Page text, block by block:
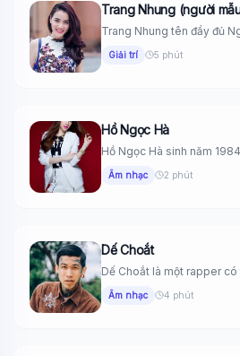
Trang Nhung (người
Trang Nhung tên đầy đủ
Giải trí 5 phút
Hồ Ngọc Hà
Hồ Ngọc Hà sinh năm
Âm nhạc 2 phút
Dế Choắt
Dế Choắt là một rapper
Âm nhạc 4 phút